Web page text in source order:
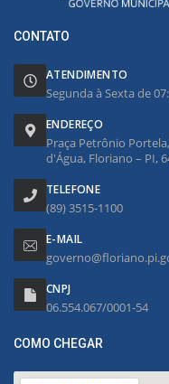
CONTATO
ATENDIMENTO
Segunda à Sexta de
ENDEREÇO
Praça Petrônio
d'Água, Floriano – PI,
TELEFONE
(89) 3515-1100
E-MAIL
CNPJ
06.554.067/0001-54
COMO CHEGAR